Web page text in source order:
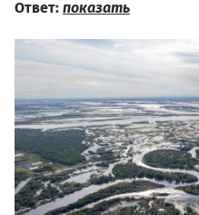
Ответ: показать